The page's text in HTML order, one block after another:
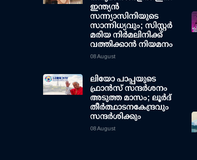
ഇന്ത്യൻ
സന്ന്യാസിനിയുടെ
സാന്നിധ്യവും; സിസ്റ്റർ
മരിയ നിർമലിനിക്ക്
വത്തിക്കാൻ നിയമനം
08 August
ലിയോ പാപ്പയുടെ
ഫ്രാൻസ് സന്ദർശനം
അടുത്ത മാസം; ലൂർദ്
തീർത്ഥാടനകേന്ദ്രവും
സന്ദർശിക്കും
08 August